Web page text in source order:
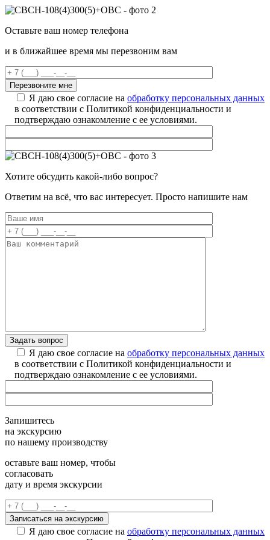
Оставьте ваш номер телефона
и в ближайшее время мы перезвоним вам
Я даю свое согласие на обработку персональных данных
в соответствии с Политикой конфиденциальности и
подтверждаю ознакомление с ее условиями.
Хотите обсудить какой-либо вопрос?
Ответим на всё, что вас интересует. Просто напишите нам
Я даю свое согласие на обработку персональных данных
в соответствии с Политикой конфиденциальности и
подтверждаю ознакомление с ее условиями.
Запишитесь
на экскурсию
по нашему производству
оставьте ваш номер, чтобы
согласовать
дату и время экскурсии
Я даю свое согласие на обработку персональных данных